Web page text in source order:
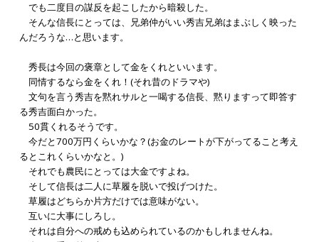
でも二度目の謀反を起こしたから暗殺した。
そんな信長にとっては、兄弟仲がいい秀吉兄弟はまぶしく映った
んだろうな…と思います。
秀長は今回の褒章として金をくれといいます。
同情するなら金をくれ！(それ昔のドラマや)
文句を言う秀吉を黙れサルと一喝する信長、黙りますって即答す
る秀吉面白かった。
50貫くれるそうです。
今だと700万円くらいかな？(お金のレートが下がってること考え
るとこれくらいかなと。)
それでも農民にとっては大金ですよね。
そして信長は二人に草履を脱いで投げつけた。
草履はどちらか片方だけでは意味がない。
互いに大事にしろし。
それは自分への戒めも込められているのかもしれませんね。